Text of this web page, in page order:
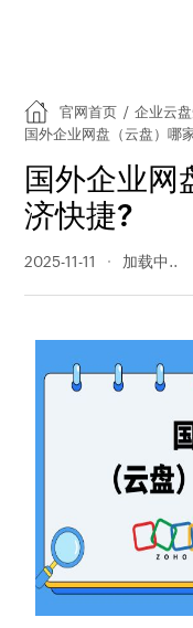
官网首页 / 企业云
国外企业网盘（云盘）哪
国外企业网
济快捷?
2025-11-11 44 阅读量